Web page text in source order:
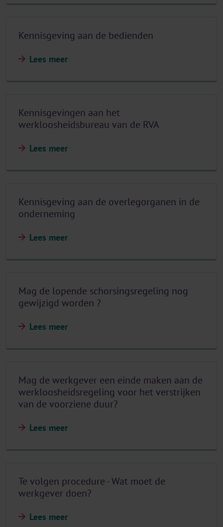
Kennisgeving aan de bedienden
Lees meer
Kennisgevingen aan het
werkloosheidsbureau van de RVA
Lees meer
Kennisgeving aan de overlegorganen in de
onderneming
Lees meer
Mag de lopende schorsingsregeling nog
gewijzigd worden ?
Lees meer
Mag de werkgever een einde maken aan de
werkloosheidsregeling voor het verstrijken
van de voorziene duur?
Lees meer
Te volgen procedure - Wat moet de
werkgever doen?
Lees meer